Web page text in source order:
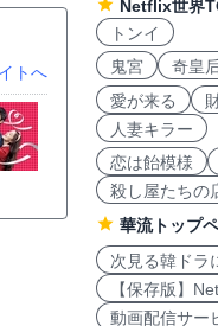
トへ
Netflix世界
トンイ
鬼宮
奇皇
愛が来る
人妻キラー
恋は飴模様
殺し屋たちの
華流トップ
次見る韓ドラ
【保存版】
動画配信サー